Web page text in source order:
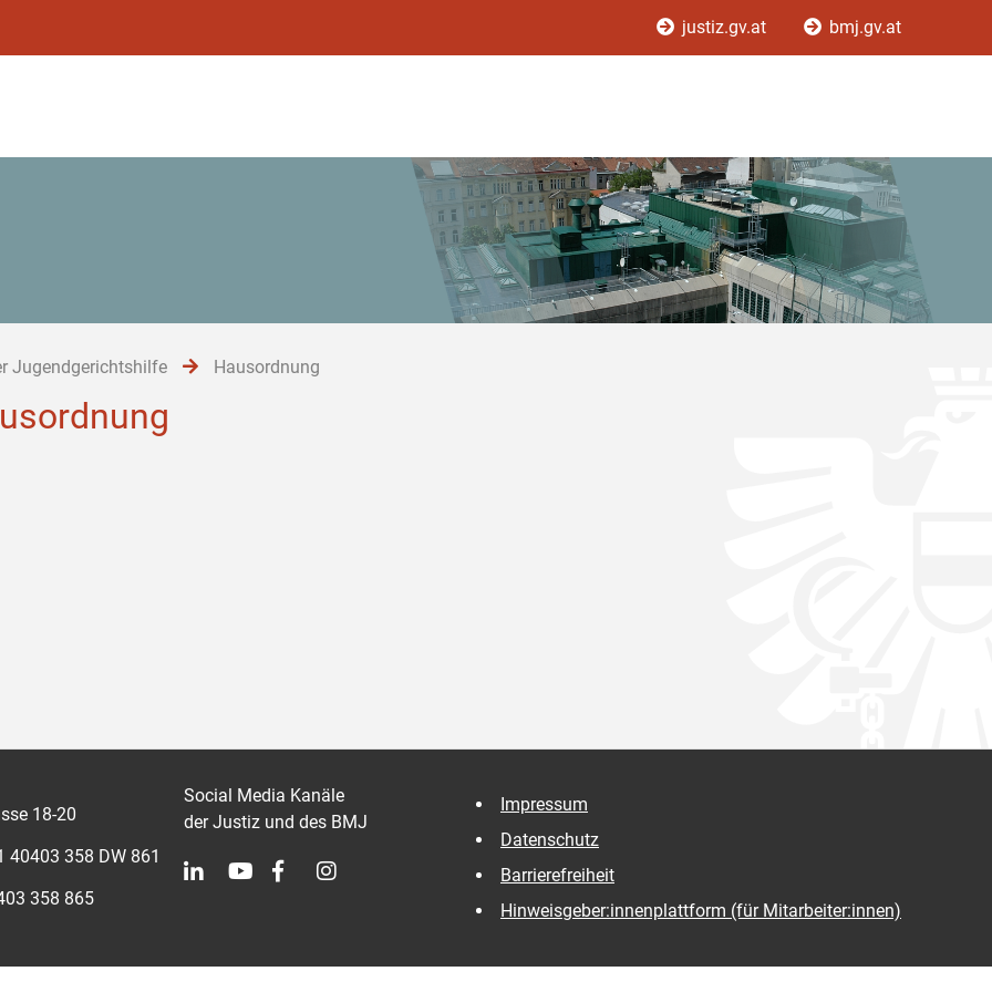
justiz.gv.at bmj.gv.at
Jugendgerichtshilfe Hausordnung
18-20
40403 358 DW 861
358 865
Social Media Kanäle
der Justiz und des BMJ
Impressum
Datenschutz
Barrierefreiheit
Hinweisgeber:innenplattform (für Mitarbeiter:innen)